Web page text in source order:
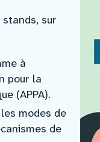
sur
à
pour la
(APPA).
modes de
de